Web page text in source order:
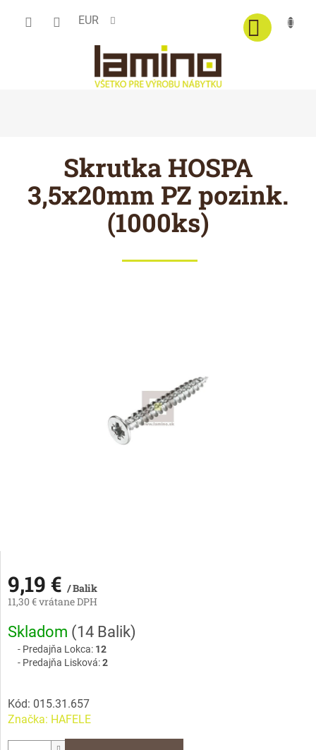
EUR
Skrutka HOSPA
3,5x20mm PZ pozink.
(1000ks)
9,19 € / Balik
11,30 € vrátane DPH
Jednotková
cena:
Skladom (14 Balik)
Predajňa Lokca: 12
Predajňa Lisková:2
Kód: 015.31.657
Značka: HAFELE